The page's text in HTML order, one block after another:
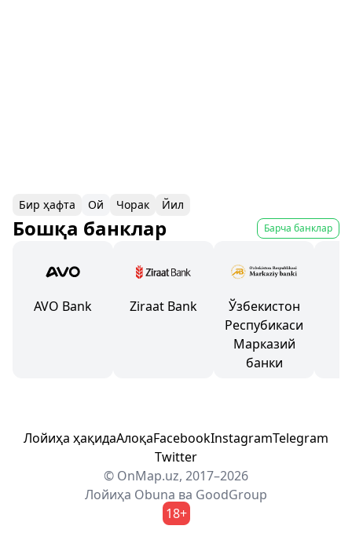
Бир ҳафта Ой Чорак Йил
Бошқа банклар Барча банклар
AVO Bank Ziraat Bank
Ўзбекистон
Респубикаси
Марказий
банки
Лойиҳа ҳақидаАлоқаFacebookInstagramTelegram
Twitter
© OnMap.uz, 2017–2026
Лойиҳа Obuna ва GoodGroup
18+